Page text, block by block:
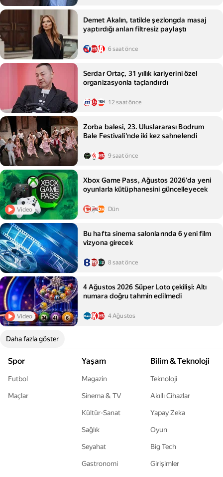
Demet Akalın, tatilde şezlongda masaj
yaptırdığı anları filtresiz paylaştı
6 saat önce
Serdar Ortaç, 31 yıllık kariyerini özel
organizasyonla taçlandırdı
12 saat önce
Zorba balesi, 23. Uluslararası Bodrum
Bale Festivali'nde iki kez sahnelendi
9 saat önce
Video
Xbox Game Pass, Ağustos 2026'da yeni
oyunlarla kütüphanesini güncelleyecek
Dün
Bu hafta sinema salonlarında 6 yeni film
vizyona girecek
8 saat önce
Video
4 Ağustos 2026 Süper Loto çekilişi: Altı
numara doğru tahmin edilmedi
4 Ağustos
Daha fazla göster
Spor
Futbol
Maçlar
Yaşam
Magazin
Sinema & TV
Kültür-Sanat
Sağlık
Seyahat
Gastronomi
Bilim & Teknoloji
Teknoloji
Akıllı Cihazlar
Yapay Zeka
Oyun
Big Tech
Girişimler